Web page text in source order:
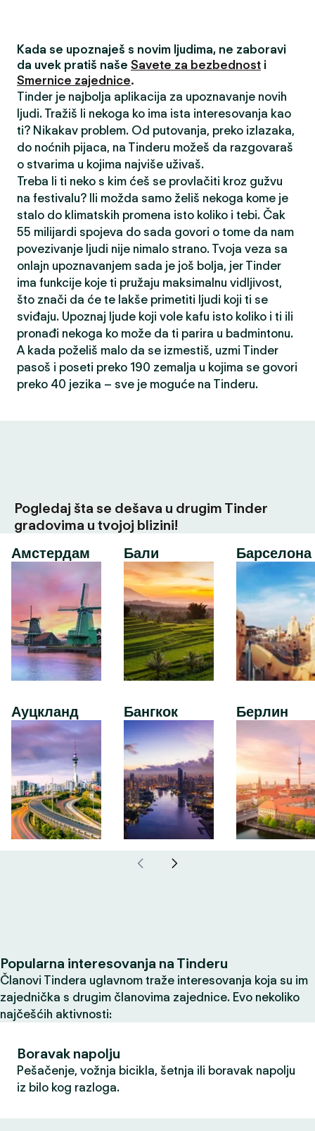
Kada se upoznaješ s novim ljudima, ne zaboravi
da uvek pratiš naše Savete za bezbednost i
Smernice zajednice.
Tinder je najbolja aplikacija za upoznavanje novih
ljudi. Tražiš li nekoga ko ima ista interesovanja kao
ti? Nikakav problem. Od putovanja, preko izlazaka,
do noćnih pijaca, na Tinderu možeš da razgovaraš
o stvarima u kojima najviše uživaš.
Treba li ti neko s kim ćeš se provlačiti kroz gužvu
na festivalu? Ili možda samo želiš nekoga kome je
stalo do klimatskih promena isto koliko i tebi. Čak
55 milijardi spojeva do sada govori o tome da nam
povezivanje ljudi nije nimalo strano. Tvoja veza sa
onlajn upoznavanjem sada je još bolja, jer Tinder
ima funkcije koje ti pružaju maksimalnu vidljivost,
što znači da će te lakše primetiti ljudi koji ti se
sviđaju. Upoznaj ljude koji vole kafu isto koliko i ti ili
pronađi nekoga ko može da ti parira u badmintonu.
A kada poželiš malo da se izmestiš, uzmi Tinder
pasoš i poseti preko 190 zemalja u kojima se govori
preko 40 jezika – sve je moguće na Tinderu.
Pogledaj šta se dešava u drugim Tinder
gradovima u tvojoj blizini!
Амстердам
Ауцкланд
Бали
Бангкок
Барселона
Берлин
Popularna interesovanja na Tinderu
Članovi Tindera uglavnom traže interesovanja koja su im
zajednička s drugim članovima zajednice. Evo nekoliko
najčešćih aktivnosti:
Boravak napolju
Pešačenje, vožnja bicikla, šetnja ili boravak napolju
iz bilo kog razloga.